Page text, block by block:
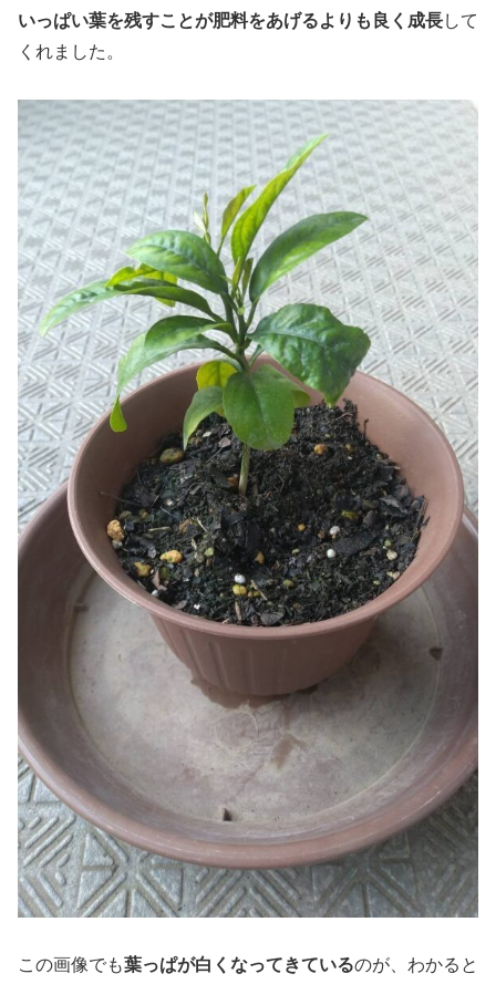
いっぱい葉を残すことが肥料をあげるよりも良く成長して
くれました。
この画像でも葉っぱが白くなってきているのが、わかると